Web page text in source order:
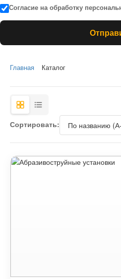
Согласие на обработку
Главная Каталог
Сортировать: